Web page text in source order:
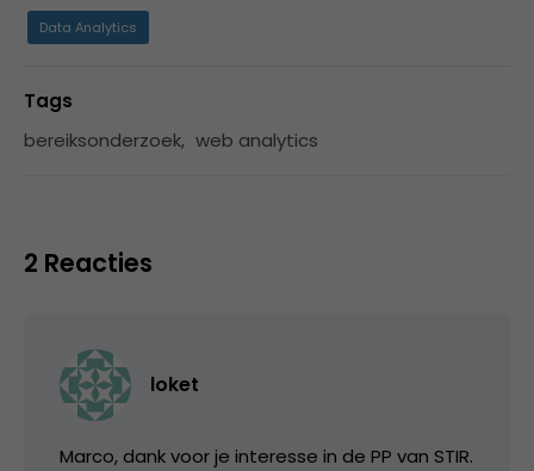
Data Analytics
Tags
bereiksonderzoek, web analytics
2 Reacties
loket
Marco, dank voor je interesse in de PP van STIR.